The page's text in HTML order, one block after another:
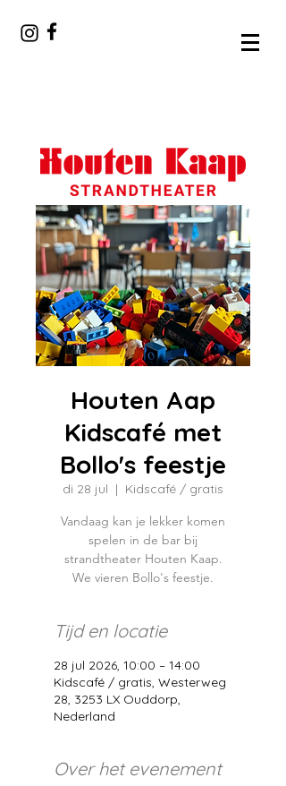
Houten Aap
Kidscafé met
Bollo's feestje
di 28 jul
  |
Kidscafé / gratis
Vandaag kan je lekker komen
spelen in de bar bij
strandtheater Houten Kaap.
We vieren Bollo's feestje.
Tijd en locatie
28 jul 2026, 10:00 – 14:00
Kidscafé / gratis, Westerweg
28, 3253 LX Ouddorp,
Nederland
Over het evenement